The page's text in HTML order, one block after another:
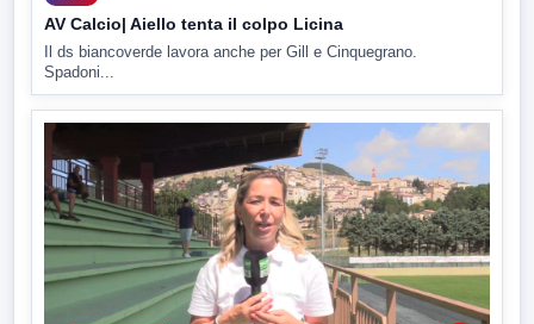
AV Calcio| Aiello tenta il colpo Licina
Il ds biancoverde lavora anche per Gill e Cinquegrano.
Spadoni...